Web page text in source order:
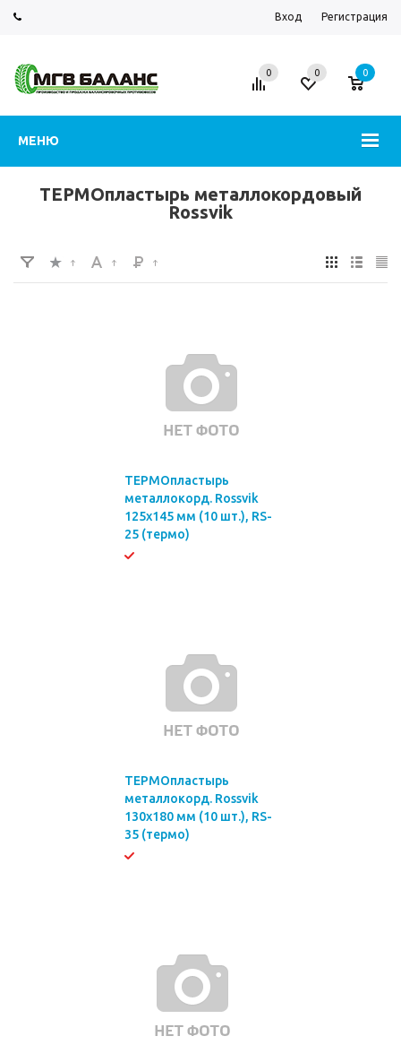
Вход Регистрация
МЕНЮ
0 0 0
ТЕРМОпластырь металлокордовый
Rossvik
ТЕРМОпластырь
металлокорд. Rossvik
125х145 мм (10 шт.), RS-
25 (термо)
ТЕРМОпластырь
металлокорд. Rossvik
130х180 мм (10 шт.), RS-
35 (термо)